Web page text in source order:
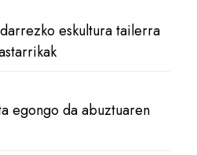
eskultura tailerra
egongo da abuztuaren